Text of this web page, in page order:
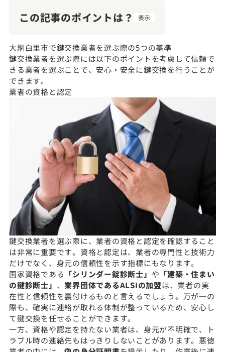
この記事のポイントは？ 表示
大網白里市で鍵交換業者を選ぶ際の5つの基準
鍵交換業者を選ぶ際には以下のポイントを考慮して信頼で
きる業者を選ぶことで、安心・安全に鍵交換を行うことが
できます。
業者の資格と認定
鍵交換業者を選ぶ際に、業者の資格と認定を確認すること
は非常に重要です。資格と認定は、業者の専門性と技術力
だけでなく、身元の信頼性を示す指標にもなります。
国家資格である 「シリンダー錠診断士」 や 「建築・住まい
の鍵診断士」 、業界団体であるALSIの加盟は、業者の実
在性と信頼性を裏付けるものと言えるでしょう。万が一の
際も、確実に連絡が取れる体制が整っているため、安心し
て鍵交換を任せることができます。
一方、資格や認定を持たない業者は、身元が不明確で、ト
ラブル時の連絡先もはっきりしないことがあります。悪徳